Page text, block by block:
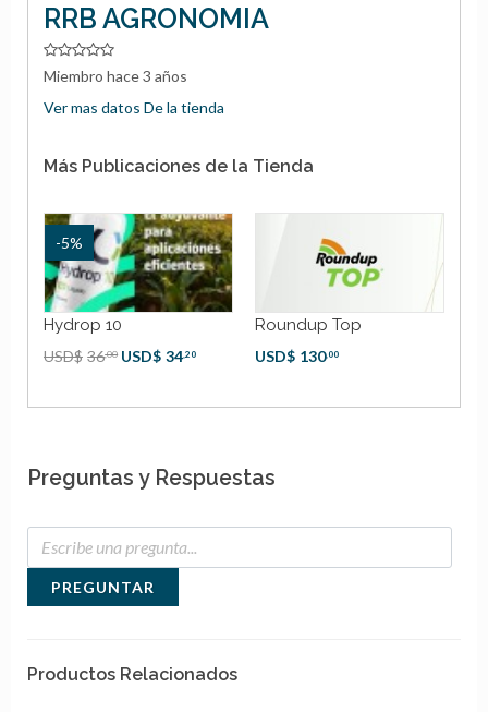
RRB AGRONOMIA
Miembro hace 3 años
Ver mas datos De la tienda
Más Publicaciones de la Tienda
-5%
Hydrop 10
USD$ 36,00 USD$ 34,20
Roundup Top
USD$ 130,00
Preguntas y Respuestas
PREGUNTAR
Productos Relacionados